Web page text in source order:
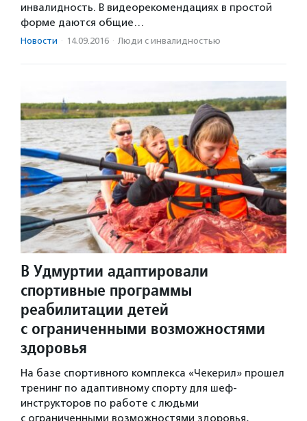
инвалидность. В видеорекомендациях в простой
форме даются общие…
Новости · 14.09.2016 · Люди с инвалидностью
В Удмуртии адаптировали
спортивные программы
реабилитации детей
с ограниченными возможностями
здоровья
На базе спортивного комплекса «Чекерил» прошел
тренинг по адаптивному спорту для шеф-
инструкторов по работе с людьми
с ограниченными возможностями здоровья,